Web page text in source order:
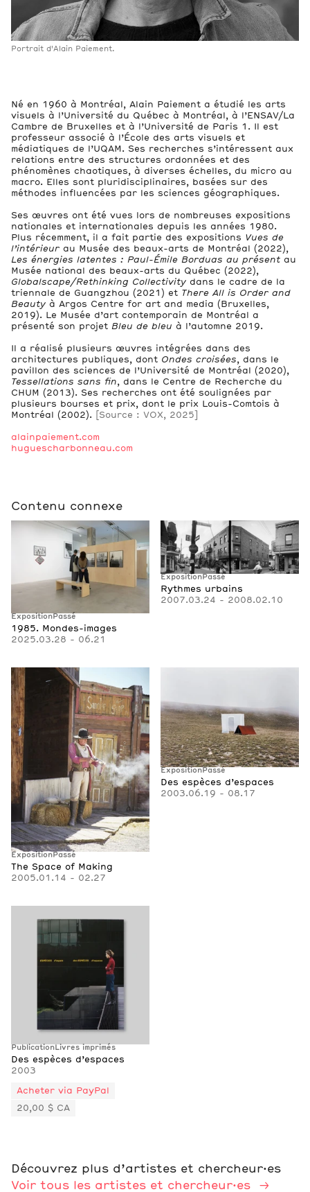
Portrait d'Alain Paiement.
Né en 1960 à Montréal, Alain Paiement a étudié les arts
visuels à l’Université du Québec à Montréal, à l’ENSAV/La
Cambre de Bruxelles et à l’Université de Paris 1. Il est
professeur associé à l’École des arts visuels et
médiatiques de l’UQAM. Ses recherches s’intéressent aux
relations entre des structures ordonnées et des
phénomènes chaotiques, à diverses échelles, du micro au
macro. Elles sont pluridisciplinaires, basées sur des
méthodes influencées par les sciences géographiques.
Ses œuvres ont été vues lors de nombreuses expositions
nationales et internationales depuis les années 1980.
Plus récemment, il a fait partie des expositions Vues de
l’intérieur au Musée des beaux-arts de Montréal (2022),
Les énergies latentes : Paul-Émile Borduas au présent au
Musée national des beaux-arts du Québec (2022),
Globalscape/Rethinking Collectivity dans le cadre de la
triennale de Guangzhou (2021) et There All is Order and
Beauty à Argos Centre for art and media (Bruxelles,
2019). Le Musée d’art contemporain de Montréal a
présenté son projet Bleu de bleu à l’automne 2019.
Il a réalisé plusieurs œuvres intégrées dans des
architectures publiques, dont Ondes croisées, dans le
pavillon des sciences de l’Université de Montréal (2020),
Tessellations sans fin, dans le Centre de Recherche du
CHUM (2013). Ses recherches ont été soulignées par
plusieurs bourses et prix, dont le prix Louis-Comtois à
Montréal (2002).
[Source : VOX, 2025]
alainpaiement.com
huguescharbonneau.com
Contenu connexe
Exposition Passé
1985. Mondes-images
2025.03.28 - 06.21
Exposition Passé
Rythmes urbains
2007.03.24 - 2008.02.10
Exposition Passé
The Space of Making
2005.01.14 - 02.27
Exposition Passé
Des espèces d’espaces
2003.06.19 - 08.17
Publication Livres imprimés
Des espèces d’espaces
2003
Acheter via PayPal
20,00 $ CA
Découvrez plus d’artistes et chercheur·es
Voir tous les artistes et chercheur·es